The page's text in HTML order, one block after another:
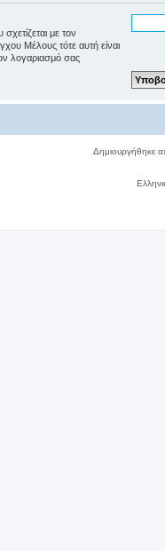
με τον
Μέλους τότε αυτή είναι
λογαριασμό σας
Δημιουργήθηκε